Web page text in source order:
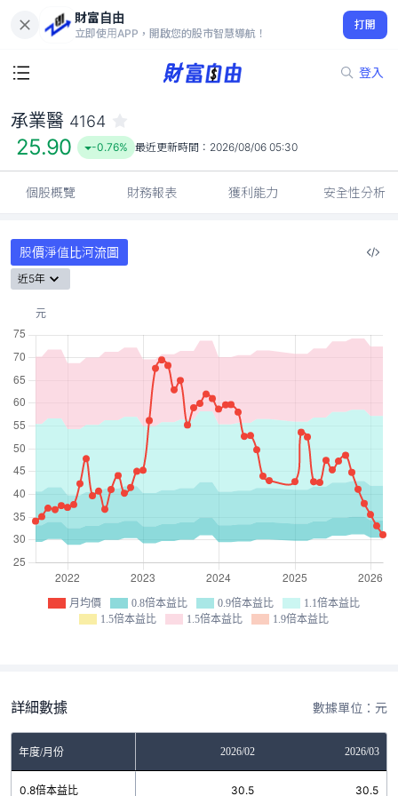
財富自由
立即使用APP，開啟您的股市智慧導航！
打開
登入
25.90
-0.76%
承業醫 4164
25.90 -0.76% 最近更新時間： 2026/08/06 05:30
個股概覽 財務報表 獲利能力 安全性分析
股價淨值比河流圖
近5年
月均價 0.8倍本益比 0.9倍本益比
1.1倍本益比
1.5倍本益比
1.5倍本益比 1.9倍本益比
詳細數據 數據單位：元
年度/月份 2026/02 2026/03
0.8倍本益比 30.5 30.5